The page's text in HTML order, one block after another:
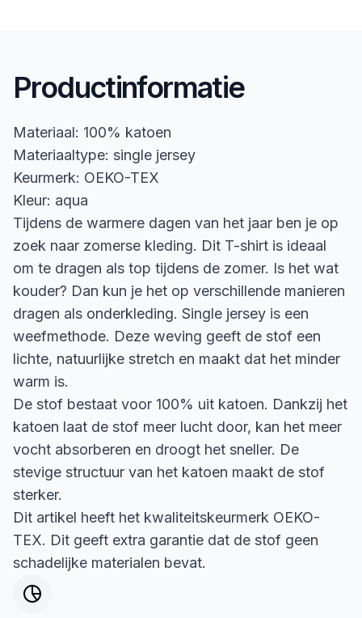
Productinformatie
Materiaal: 100% katoen
Materiaaltype: single jersey
Keurmerk: OEKO-TEX
Kleur: aqua
Tijdens de warmere dagen van het jaar ben je op
zoek naar zomerse kleding. Dit T-shirt is ideaal
om te dragen als top tijdens de zomer. Is het wat
kouder? Dan kun je het op verschillende manieren
dragen als onderkleding. Single jersey is een
weefmethode. Deze weving geeft de stof een
lichte, natuurlijke stretch en maakt dat het minder
warm is.
De stof bestaat voor 100% uit katoen. Dankzij het
katoen laat de stof meer lucht door, kan het meer
vocht absorberen en droogt het sneller. De
stevige structuur van het katoen maakt de stof
sterker.
Dit artikel heeft het kwaliteitskeurmerk OEKO-
TEX. Dit geeft extra garantie dat de stof geen
schadelijke materialen bevat.